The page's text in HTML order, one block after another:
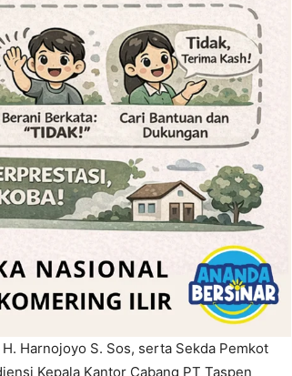
Harnojoyo S. Sos, serta Sekda Pemkot
Kepala Kantor Cabang PT Taspen